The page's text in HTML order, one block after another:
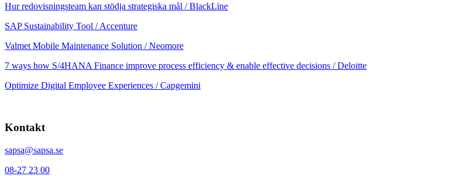
Hur redovisningsteam kan stödja strategiska mål / BlackLine
SAP Sustainability Tool / Accenture
Valmet Mobile Maintenance Solution / Neomore
7 ways how S/4HANA Finance improve process efficiency & enable effective decisions / Deloitte
Optimize Digital Employee Experiences / Capgemini
Kontakt
sapsa@sapsa.se
08-27 23 00